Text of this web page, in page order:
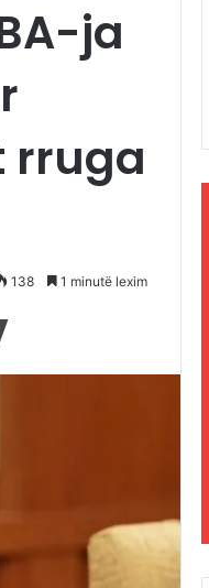
ja
rruga
138 1 minutë lexim